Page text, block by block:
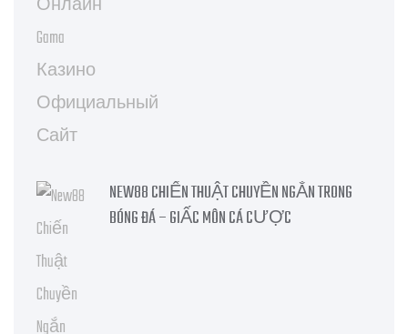
NEW88 CHIẾN THUẬT CHUYỀN NGẮN TRONG
BÓNG ĐÁ – GIẤC MÔN CÁ CƯỢC